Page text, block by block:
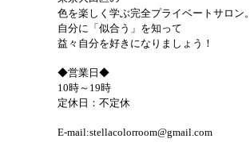
色を楽しく学ぶ完全プライベートサロン。
自分に「似合う」を知って
益々自分を好きになりましょう！
◆営業日◆
10時～19時
定休日：不定休
E-mail:stellacolorroom@gmail.com